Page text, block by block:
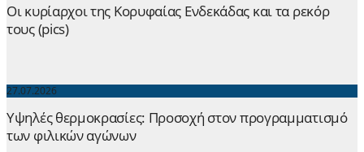
Οι κυρίαρχοι της Κορυφαίας Ενδεκάδας και τα ρεκόρ
τους (pics)
27.07.2026
Yψηλές θερμοκρασίες: Προσοχή στον προγραμματισμό
των φιλικών αγώνων